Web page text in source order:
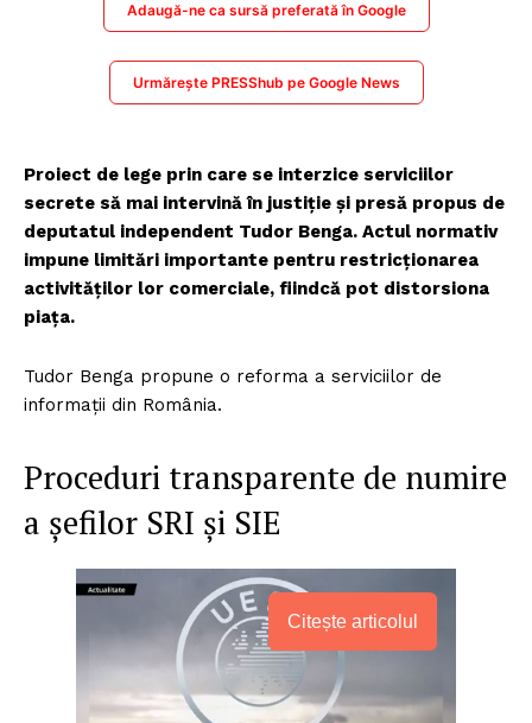
Adaugă-ne ca sursă preferată în Google
Urmărește PRESShub pe Google News
Proiect de lege prin care se interzice serviciilor
secrete să mai intervină în justiție și presă propus de
deputatul independent Tudor Benga. Actul normativ
impune limitări importante pentru restricționarea
activităților lor comerciale, fiindcă pot distorsiona
piața.
Tudor Benga propune o reforma a serviciilor de
informații din România.
Proceduri transparente de numire
a șefilor SRI și SIE
Citește articolul